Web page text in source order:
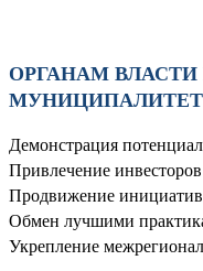
ОРГАНАМ
Демонстрация
Привлечение
Продвижение
Обмен лучшими
Укрепление